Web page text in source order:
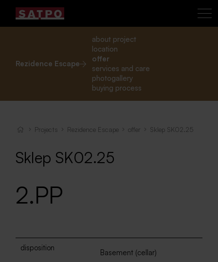
Rezidence Escape
about project
location
offer
services and care
photogallery
buying process
Projects Rezidence Escape offer Sklep SK02.25
Sklep SK02.25
2.PP
disposition
Basement (cellar)